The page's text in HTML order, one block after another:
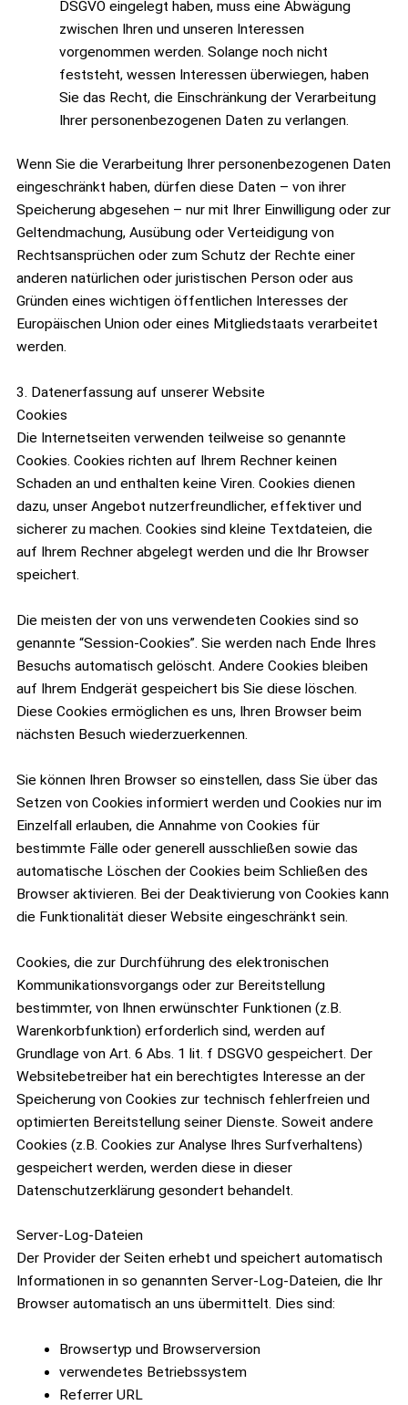
DSGVO eingelegt haben, muss eine Abwägung
zwischen Ihren und unseren Interessen
vorgenommen werden. Solange noch nicht
feststeht, wessen Interessen überwiegen, haben
Sie das Recht, die Einschränkung der Verarbeitung
Ihrer personenbezogenen Daten zu verlangen.
Wenn Sie die Verarbeitung Ihrer personenbezogenen Daten
eingeschränkt haben, dürfen diese Daten – von ihrer
Speicherung abgesehen – nur mit Ihrer Einwilligung oder zur
Geltendmachung, Ausübung oder Verteidigung von
Rechtsansprüchen oder zum Schutz der Rechte einer
anderen natürlichen oder juristischen Person oder aus
Gründen eines wichtigen öffentlichen Interesses der
Europäischen Union oder eines Mitgliedstaats verarbeitet
werden.
3. Datenerfassung auf unserer Website
Cookies
Die Internetseiten verwenden teilweise so genannte
Cookies. Cookies richten auf Ihrem Rechner keinen
Schaden an und enthalten keine Viren. Cookies dienen
dazu, unser Angebot nutzerfreundlicher, effektiver und
sicherer zu machen. Cookies sind kleine Textdateien, die
auf Ihrem Rechner abgelegt werden und die Ihr Browser
speichert.
Die meisten der von uns verwendeten Cookies sind so
genannte “Session-Cookies”. Sie werden nach Ende Ihres
Besuchs automatisch gelöscht. Andere Cookies bleiben
auf Ihrem Endgerät gespeichert bis Sie diese löschen.
Diese Cookies ermöglichen es uns, Ihren Browser beim
nächsten Besuch wiederzuerkennen.
Sie können Ihren Browser so einstellen, dass Sie über das
Setzen von Cookies informiert werden und Cookies nur im
Einzelfall erlauben, die Annahme von Cookies für
bestimmte Fälle oder generell ausschließen sowie das
automatische Löschen der Cookies beim Schließen des
Browser aktivieren. Bei der Deaktivierung von Cookies kann
die Funktionalität dieser Website eingeschränkt sein.
Cookies, die zur Durchführung des elektronischen
Kommunikationsvorgangs oder zur Bereitstellung
bestimmter, von Ihnen erwünschter Funktionen (z.B.
Warenkorbfunktion) erforderlich sind, werden auf
Grundlage von Art. 6 Abs. 1 lit. f DSGVO gespeichert. Der
Websitebetreiber hat ein berechtigtes Interesse an der
Speicherung von Cookies zur technisch fehlerfreien und
optimierten Bereitstellung seiner Dienste. Soweit andere
Cookies (z.B. Cookies zur Analyse Ihres Surfverhaltens)
gespeichert werden, werden diese in dieser
Datenschutzerklärung gesondert behandelt.
Server-Log-Dateien
Der Provider der Seiten erhebt und speichert automatisch
Informationen in so genannten Server-Log-Dateien, die Ihr
Browser automatisch an uns übermittelt. Dies sind:
Browsertyp und Browserversion
verwendetes Betriebssystem
Referrer URL